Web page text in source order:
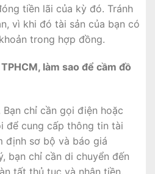
tiền lãi của kỳ đó. Tránh
vì khi đó tài sản của bạn có
trong hợp đồng.
làm sao để cầm đồ
chỉ cần gọi điện hoặc
để cung cấp thông tin tài
định sơ bộ và báo giá
bạn chỉ cần di chuyển đến